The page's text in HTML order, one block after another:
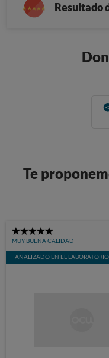
Resultado
Te
5
Stars
MUY BUENA CALIDAD
ANALIZADO EN EL LABORATORIO